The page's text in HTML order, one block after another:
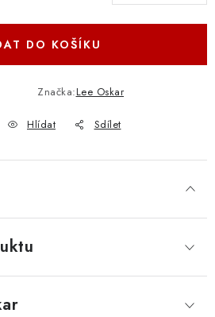
DO KOŠÍKU
Značka:Lee Oskar
Hlídat Sdílet